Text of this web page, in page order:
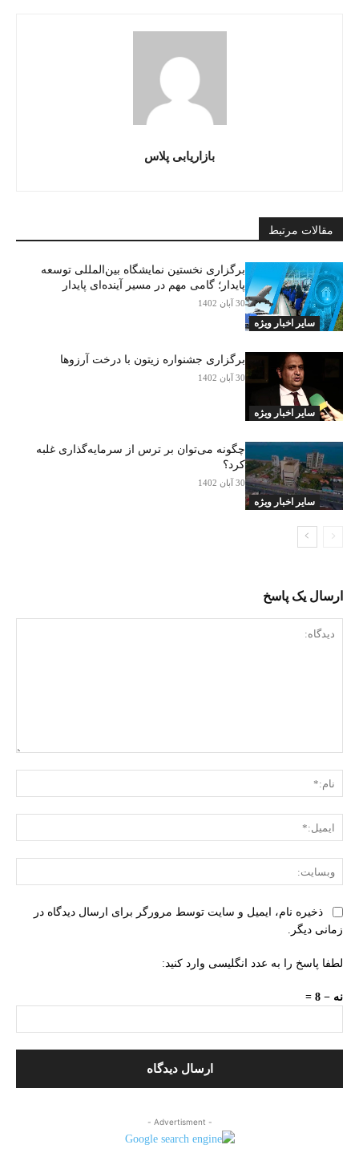
بازاریابی پلاس
مقالات مرتبط
سایر اخبار ویژه
برگزاری نخستین نمایشگاه بین‌المللی توسعه
پایدار؛ گامی مهم در مسیر آینده‌ای پایدار
30 آبان 1402
سایر اخبار ویژه
برگزاری جشنواره زیتون با درخت آرزوها
30 آبان 1402
سایر اخبار ویژه
چگونه می‌توان بر ترس از سرمایه‌گذاری غلبه
کرد؟
30 آبان 1402
ارسال یک پاسخ
ذخیره نام، ایمیل و سایت توسط مرورگر برای ارسال دیدگاه در
زمانی دیگر.
لطفا پاسخ را به عدد انگلیسی وارد کنید:
نه − 8 =
- Advertisment -